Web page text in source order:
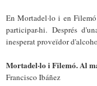
En Mortadel·lo i en
participar-hi. Després
inesperat proveïdor
Mortadel·lo i Filemó. Al
Francisco Ibáñez